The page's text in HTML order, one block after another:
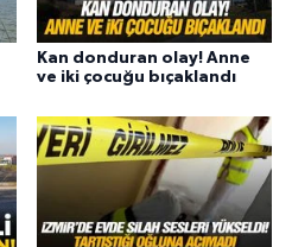
Kan donduran olay! Anne
ve iki çocuğu bıçaklandı